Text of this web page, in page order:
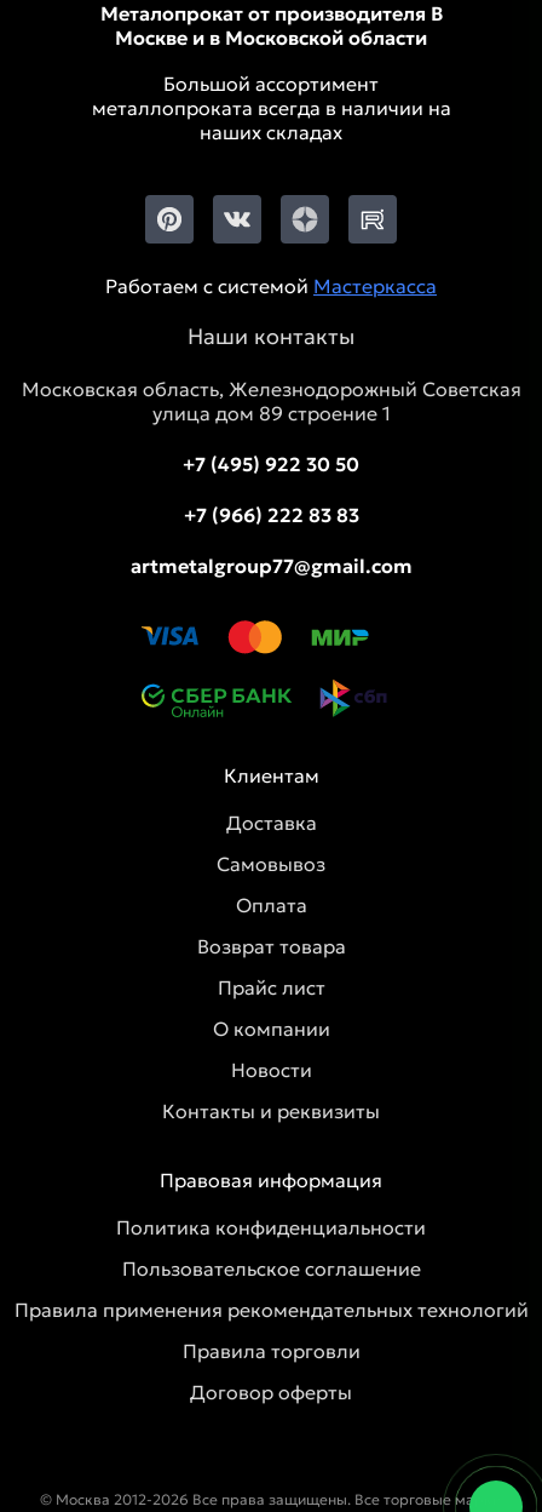
Металопрокат от производителя В
Москве и в Московской области
Большой ассортимент
металлопроката всегда в наличии на
наших складах
Работаем с системой Мастеркасса
Наши контакты
Московская область, Железнодорожный Советская
улица дом 89 строение 1
+7 (495) 922 30 50
+7 (966) 222 83 83
artmetalgroup77@gmail.com
Клиентам
Доставка
Самовывоз
Оплата
Возврат товара
Прайс лист
О компании
Новости
Контакты и реквизиты
Правовая информация
Политика конфиденциальности
Пользовательское соглашение
Правила применения рекомендательных технологий
Правила торговли
Договор оферты
© Москва 2012-2026 Все права защищены. Все торговые марки